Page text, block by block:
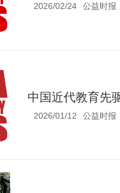
2026/02/24 公益时报
中国近代教育先
2026/01/12 公益时报